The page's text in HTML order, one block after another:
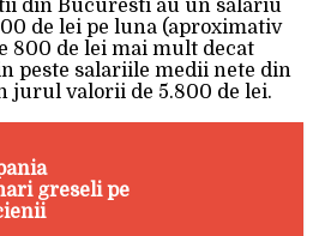
din Bucuresti au un salariu
de lei pe luna (aproximativ
800 de lei mai mult decat
peste salariile medii nete din
jurul valorii de 5.800 de lei.
greseli pe